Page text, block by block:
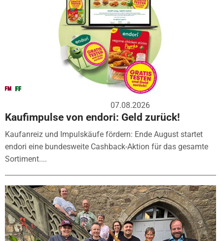
07.08.2026
Kaufimpulse von endori: Geld zurück!
Kaufanreiz und Impulskäufe fördern: Ende August startet
endori eine bundesweite Cashback-Aktion für das gesamte
Sortiment....